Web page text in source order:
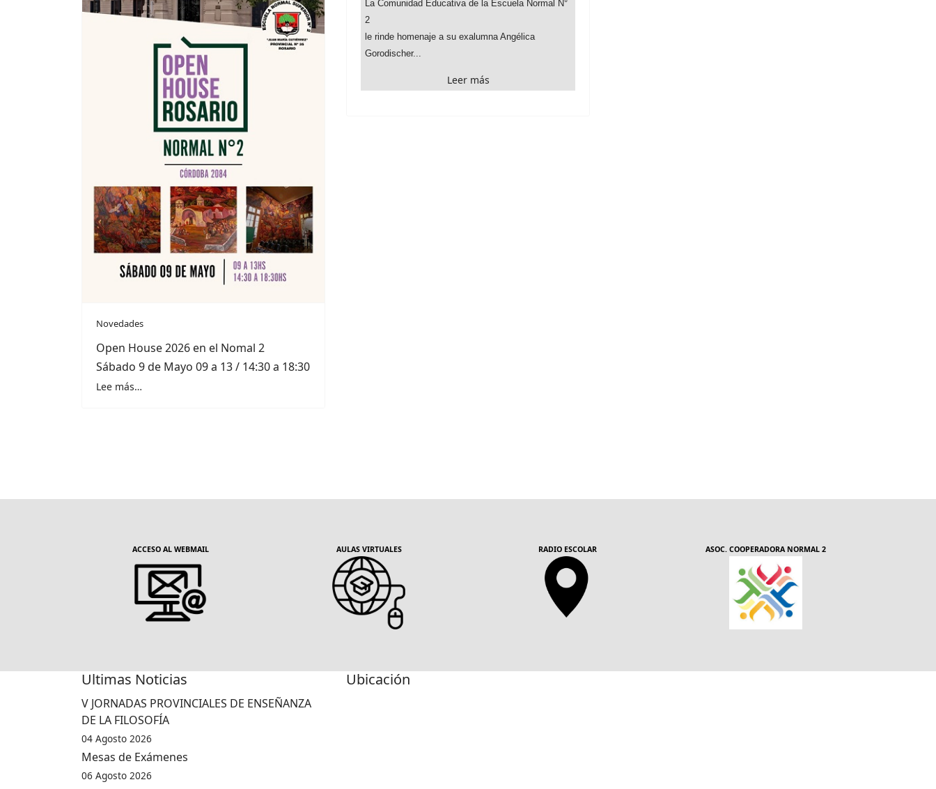
Novedades
Open House 2026 en el Nomal 2
Sábado 9 de Mayo 09 a 13 / 14:30 a 18:30
Lee más…
La Comunidad Educativa de la Escuela Normal N°
2
le rinde homenaje a su exalumna Angélica
Gorodischer...
Leer más
ACCESO AL WEBMAIL AULAS VIRTUALES RADIO ESCOLAR ASOC. COOPERADORA NORMAL 2
Ultimas Noticias
V JORNADAS PROVINCIALES DE ENSEÑANZA
DE LA FILOSOFÍA
04 Agosto 2026
Mesas de Exámenes
06 Agosto 2026
Ubicación